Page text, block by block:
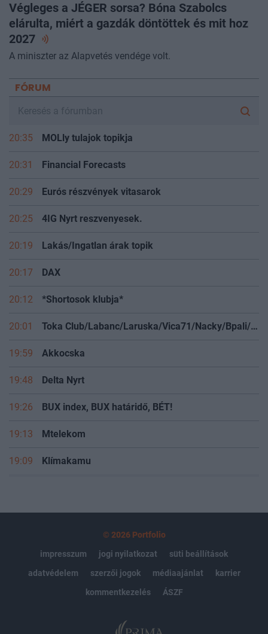
Végleges a JÉGER sorsa? Bóna Szabolcs
elárulta, miért a gazdák döntöttek és mit hoz
2027
A miniszter az Alapvetés vendége volt.
FÓRUM
20:35 MOLly tulajok topikja
20:31 Financial Forecasts
20:29 Eurós részvények vitasarok
20:25 4IG Nyrt reszvenyesek.
20:19 Lakás/Ingatlan árak topik
20:17 DAX
20:12 *Shortosok klubja*
20:01 Toka Club/Labanc/Laruska/Vica71/Nacky/Bpali/Oldrider/Josefernando/Mcbull/Kawaszabi
19:59 Akkocska
19:48 Delta Nyrt
19:26 BUX index, BUX határidő, BÉT!
19:13 Mtelekom
19:09 Klímakamu
© 2026 Portfolio
impresszum
jogi nyilatkozat
süti beállítások
adatvédelem
szerzői jogok médiaajánlat
karrier
kommentkezelés
ÁSZF